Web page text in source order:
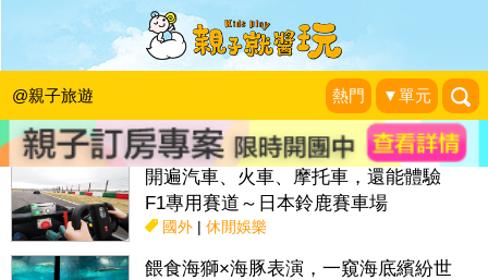
@親子旅遊 熱門 ▼單元
搜尋目前位置》
話題： 親子活動＆展覽 親子餐廳 特色國小 親子露營地
開遍汽車、火車、摩托車，還能體驗
F1專用賽道～日本鈴鹿賽車場
國外| 休閒娛樂
餵食海獅×海豚表演，一窺海底繽紛世